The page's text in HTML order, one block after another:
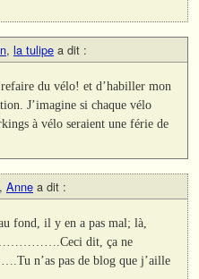
, la tulipe a dit :
du vélo! et d’habiller mon
J’imagine si chaque vélo
à vélo seraient une férie de
, Anne a dit :
fond, il y en a pas mal; là,
dit, ça ne
n’as pas de blog que j’aille